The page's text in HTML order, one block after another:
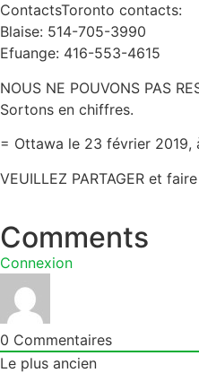
ContactsToronto contacts:
Blaise: 514-705-3990
Efuange: 416-553-4615
NOUS NE POUVONS PAS
Sortons en chiffres.
= Ottawa le 23 février 2019,
VEUILLEZ PARTAGER et
Comments
Connexion
0 Commentaires
Le plus ancien